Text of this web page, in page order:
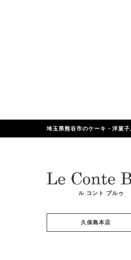
埼玉県熊谷市のケーキ・洋菓
ル コント ブルゥ
久保島本店